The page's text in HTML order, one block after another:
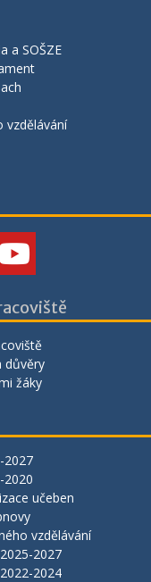
a SOŠZE
vzdělávání
důvěry
žáky
2027
2020
učeben
vzdělávání
2027
2024